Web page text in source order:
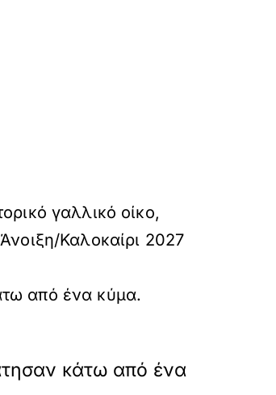
γαλλικό οίκο,
Καλοκαίρι 2027
κάτω από ένα